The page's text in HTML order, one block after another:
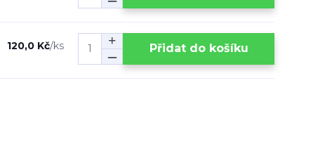
120,0 Kč/ks Přidat do košíku